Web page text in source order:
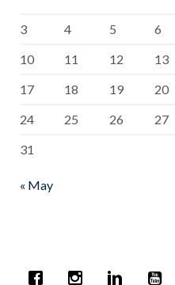
3
4 5 6
10
11 12 13
17
18 19 20
24
25 26 27
31
« May